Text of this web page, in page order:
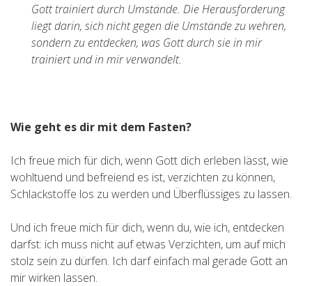
Gott trainiert durch Umstände. Die Herausforderung
liegt darin, sich nicht gegen die Umstände zu wehren,
sondern zu entdecken, was Gott durch sie in mir
trainiert und in mir verwandelt.
Wie geht es dir mit dem Fasten?
Ich freue mich für dich, wenn Gott dich erleben lässt, wie
wohltuend und befreiend es ist, verzichten zu können,
Schlackstoffe los zu werden und Überflüssiges zu lassen.
Und ich freue mich für dich, wenn du, wie ich, entdecken
darfst: ich muss nicht auf etwas Verzichten, um auf mich
stolz sein zu dürfen. Ich darf einfach mal gerade Gott an
mir wirken lassen.